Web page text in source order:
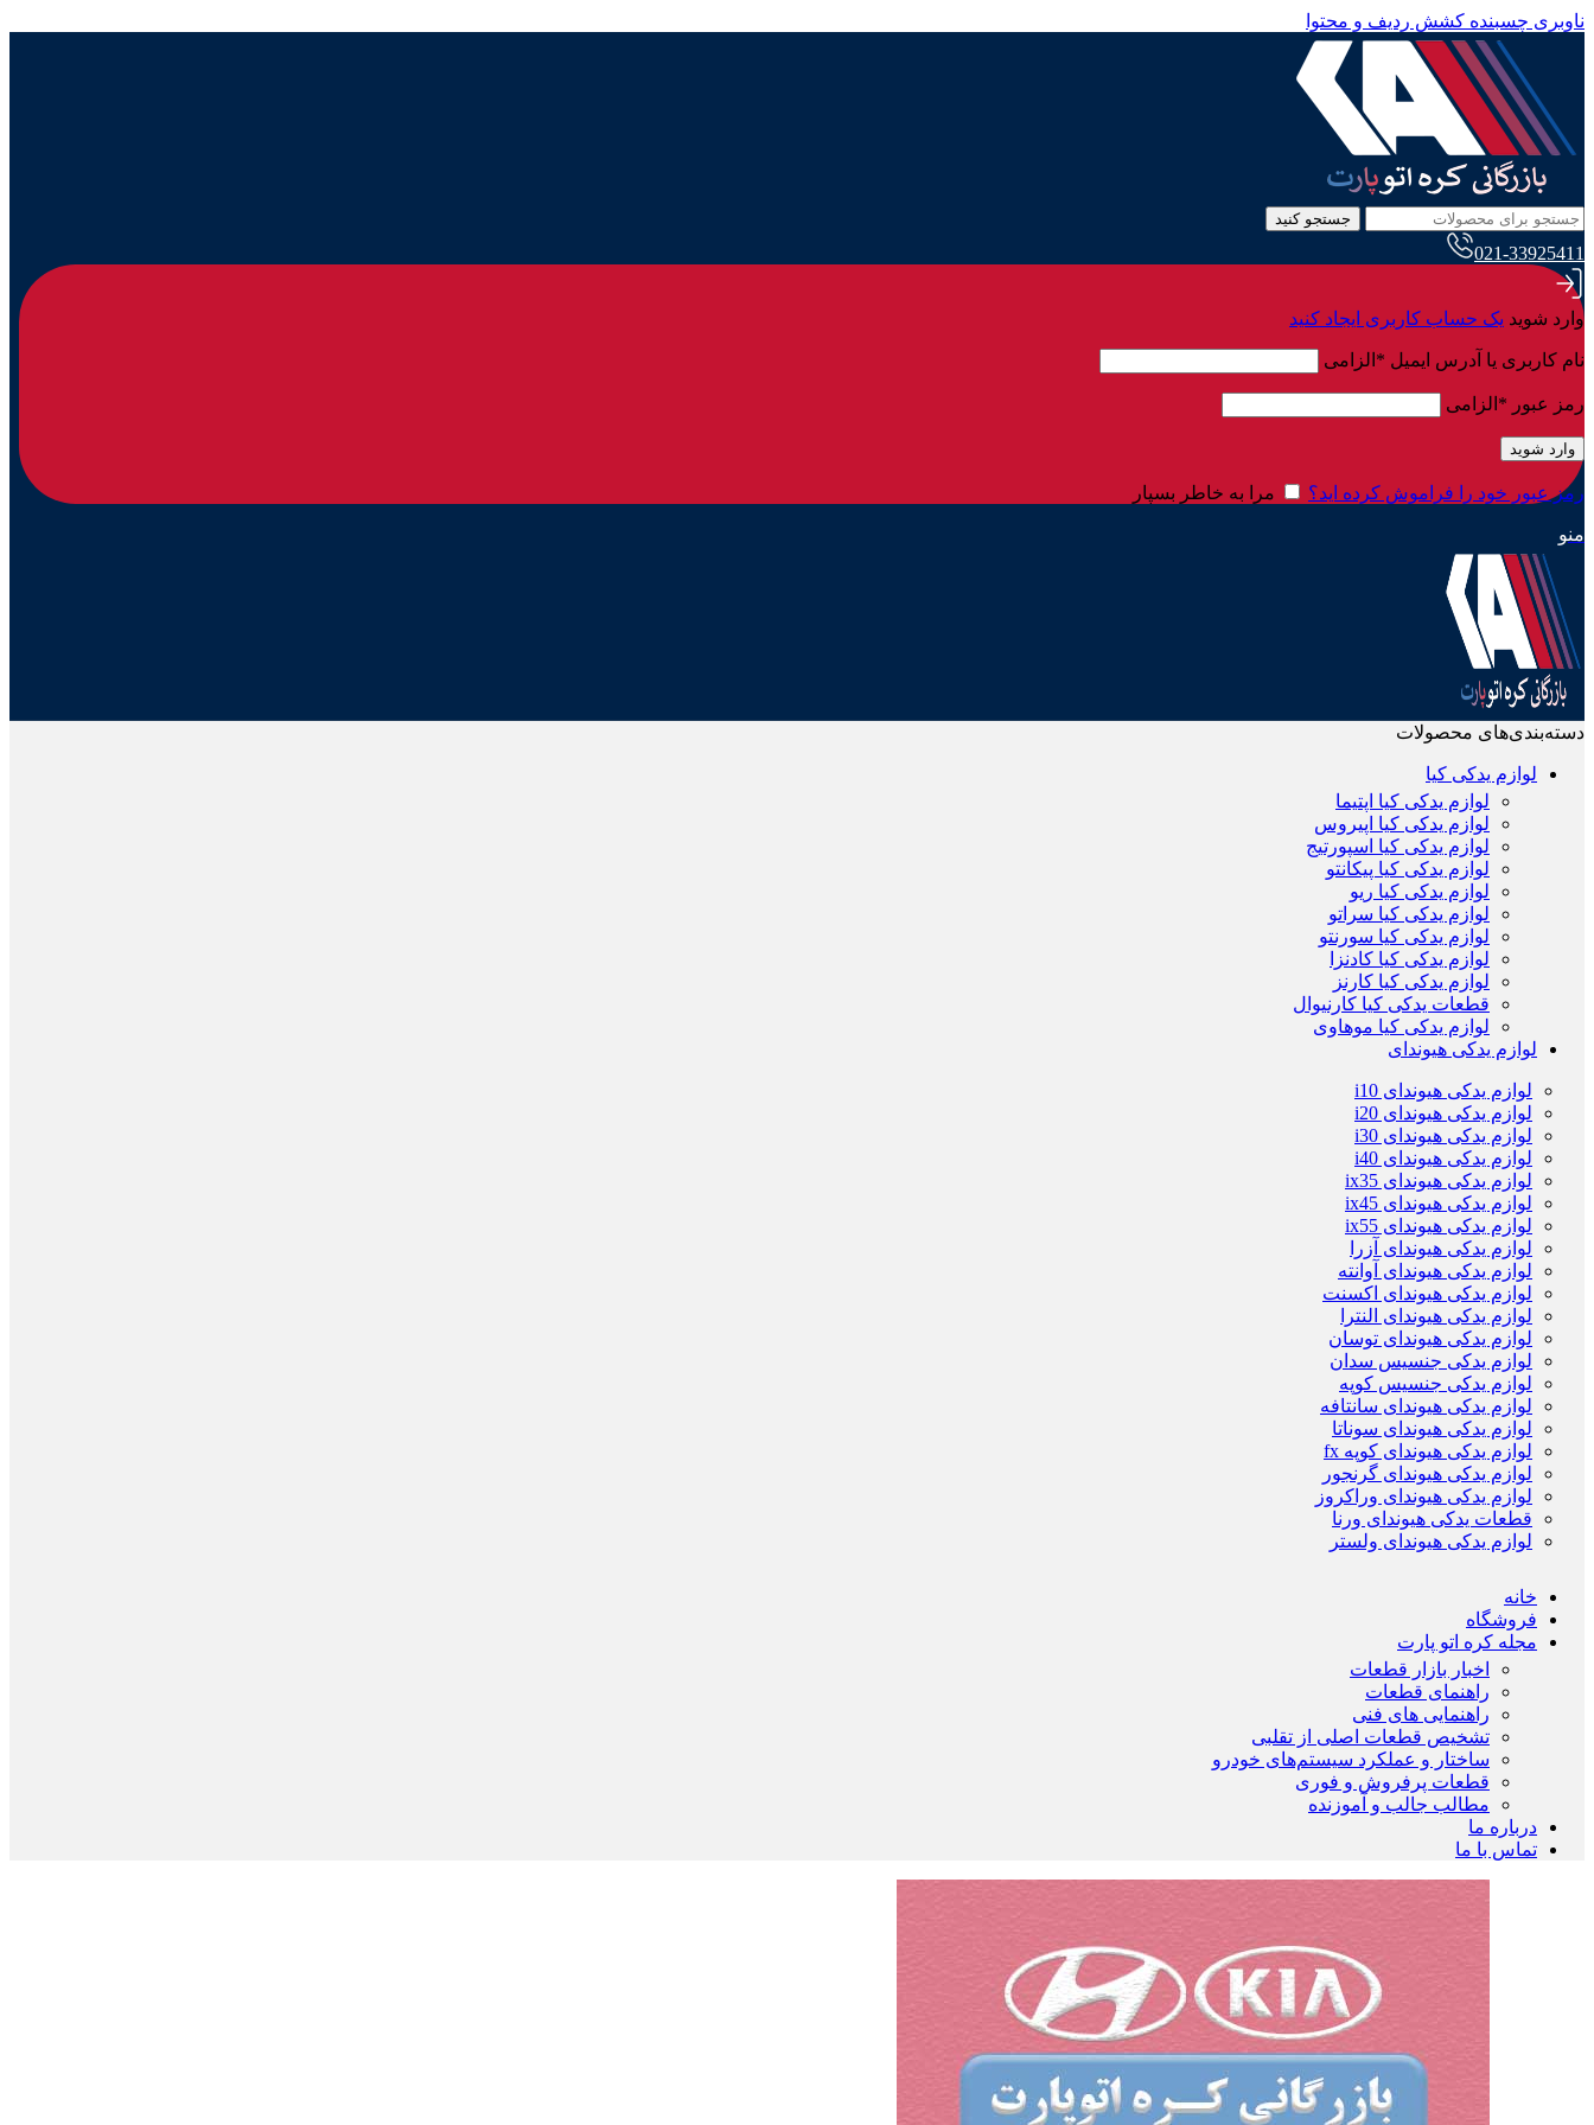
ناوبری چسبنده کشش ردیف و محتوا
جستجو کنید
021-33925411
وارد شوید یک حساب کاربری ایجاد کنید
نام کاربری یا آدرس ایمیل * الزامی
رمز عبور * الزامی
وارد شوید
رمز عبور خود را فراموش کرده اید؟ مرا به خاطر بسپار
منو
دسته‌بندی‌های محصولات
لوازم یدکی کیا
لوازم یدکی کیا اپتیما
لوازم یدکی کیا اپیروس
لوازم یدکی کیا اسپورتیج
لوازم یدکی کیا پیکانتو
لوازم یدکی کیا ریو
لوازم یدکی کیا سراتو
لوازم یدکی کیا سورنتو
لوازم یدکی کیا کادنزا
لوازم یدکی کیا کارنز
قطعات یدکی کیا کارنیوال
لوازم یدکی کیا موهاوی
لوازم یدکی هیوندای
لوازم یدکی هیوندای i10
لوازم یدکی هیوندای i20
لوازم یدکی هیوندای i30
لوازم یدکی هیوندای i40
لوازم یدکی هیوندای ix35
لوازم یدکی هیوندای ix45
لوازم یدکی هیوندای ix55
لوازم یدکی هیوندای آزرا
لوازم یدکی هیوندای آوانته
لوازم یدکی هیوندای اکسنت
لوازم یدکی هیوندای النترا
لوازم یدکی هیوندای توسان
لوازم یدکی جنسیس سدان
لوازم یدکی جنسیس کوپه
لوازم یدکی هیوندای سانتافه
لوازم یدکی هیوندای سوناتا
لوازم یدکی هیوندای کوپه fx
لوازم یدکی هیوندای گرنجور
لوازم یدکی هیوندای وراکروز
قطعات یدکی هیوندای ورنا
لوازم یدکی هیوندای ولستر
خانه
فروشگاه
مجله کره اتو پارت
اخبار بازار قطعات
راهنمای قطعات
راهنمایی های فنی
تشخیص قطعات اصلی از تقلبی
ساختار و عملکرد سیستم‌های خودرو
قطعات پرفروش و فوری
مطالب جالب و آموزنده
درباره ما
تماس با ما